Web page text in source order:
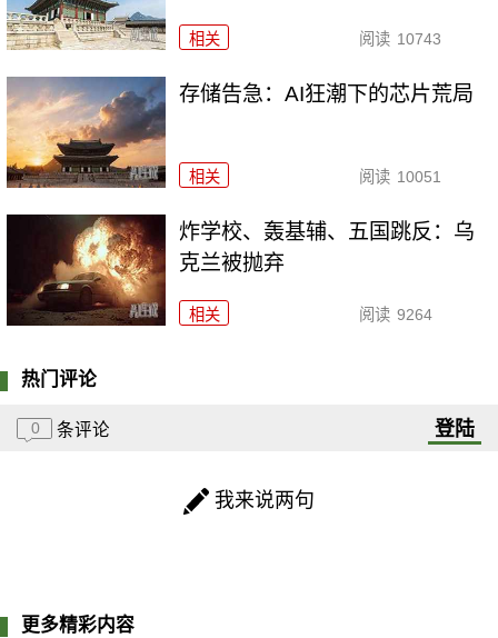
相关 阅读 10743
存储告急：AI狂潮下的芯片荒局
相关 阅读 10051
炸学校、轰基辅、五国跳反：乌
克兰被抛弃
相关 阅读 9264
热门评论
0 条评论 登陆
我来说两句
更多精彩内容